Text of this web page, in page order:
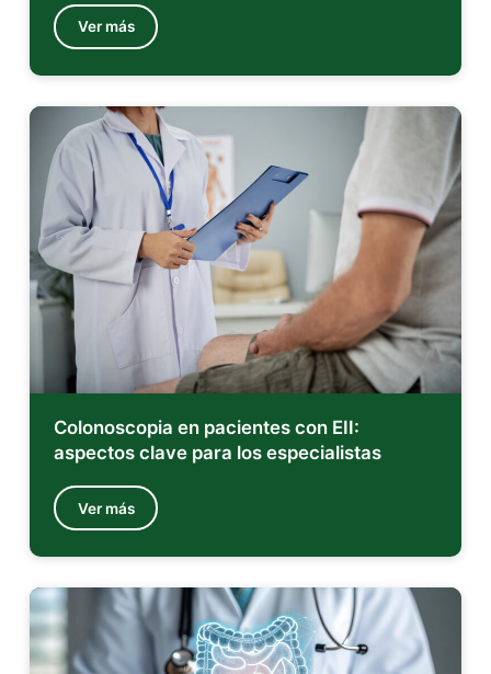
Ver más
Colonoscopia en pacientes con EII:
aspectos clave para los especialistas
Ver más